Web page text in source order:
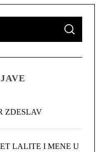
S
A
C
ZDESLAV
LALITE I MENE U